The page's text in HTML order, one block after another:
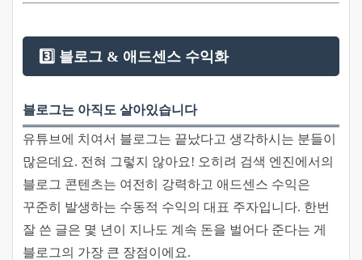
3️⃣ 블로그 & 애드센스 수익화
블로그는 아직도 살아있습니다
유튜브에 치여서 블로그는 끝났다고 생각하시는 분들이
많은데요. 전혀 그렇지 않아요! 오히려 검색 엔진에서의
블로그 콘텐츠는 여전히 강력하고 애드센스 수익은
꾸준히 발생하는 수동적 수익의 대표 주자입니다. 한번
잘 쓴 글은 몇 년이 지나도 계속 돈을 벌어다 준다는 게
블로그의 가장 큰 장점이에요.